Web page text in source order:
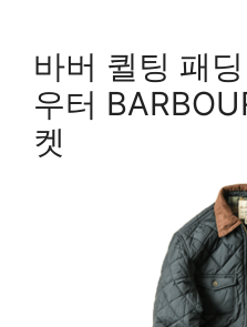
바버 퀼팅 패
우터
켓